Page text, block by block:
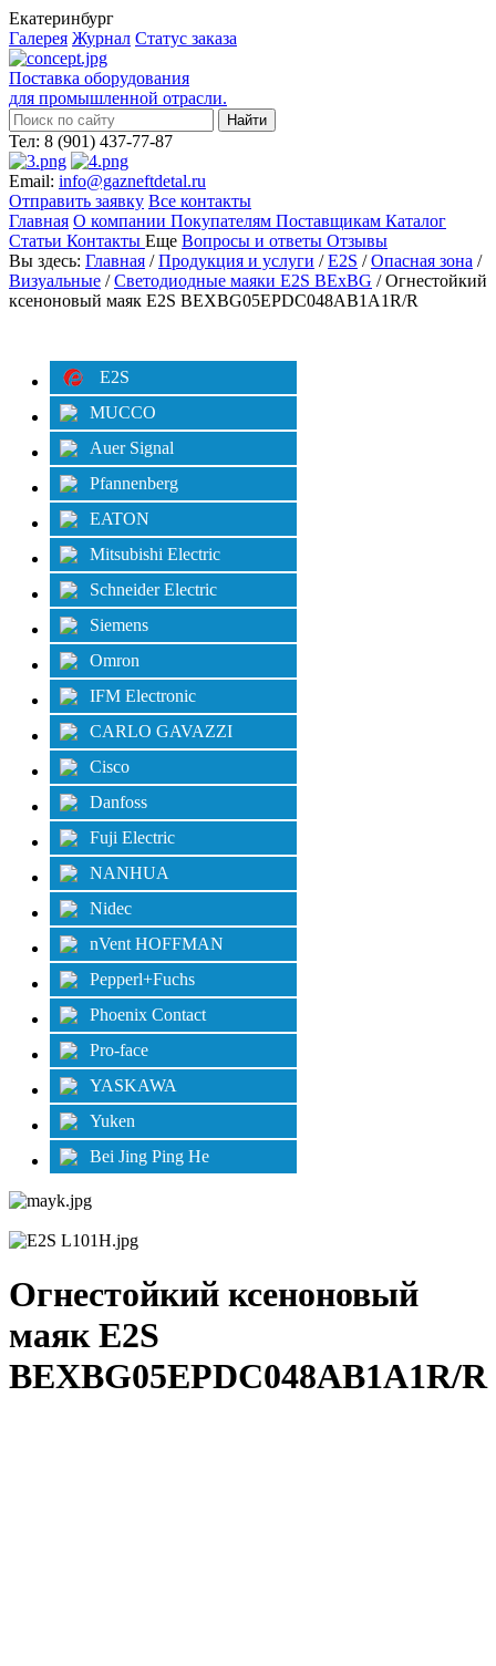
Екатеринбург
Галерея Журнал Статус заказа
Поставка оборудования
для промышленной отрасли.
Тел: 8 (901) 437-77-87
Email: info@gazneftdetal.ru
Отправить заявку Все контакты
Главная О компании Покупателям Поставщикам Каталог
Статьи Контакты Еще Вопросы и ответы Отзывы
Вы здесь: Главная /Продукция и услуги /E2S /Опасная зона /
Визуальные /Светодиодные маяки E2S BExBG / Огнестойкий
ксеноновый маяк E2S BEXBG05EPDC048AB1A1R/R
E2S
MUCCO
Auer Signal
Pfannenberg
EATON
Mitsubishi Electric
Schneider Electric
Siemens
Omron
IFM Electronic
CARLO GAVAZZI
Cisco
Danfoss
Fuji Electric
NANHUA
Nidec
nVent HOFFMAN
Pepperl+Fuchs
Phoenix Contact
Pro-face
YASKAWA
Yuken
Bei Jing Ping He
Огнестойкий ксеноновый
маяк E2S
BEXBG05EPDC048AB1A1R/R